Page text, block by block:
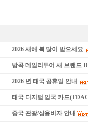
2026 새해 복 많이 받으세요
방콕 데일리투어 새 브랜드
2026 년 태국 공휴일 안내
태국 디지털 입국 카드
중국 관광/상용비자 안내